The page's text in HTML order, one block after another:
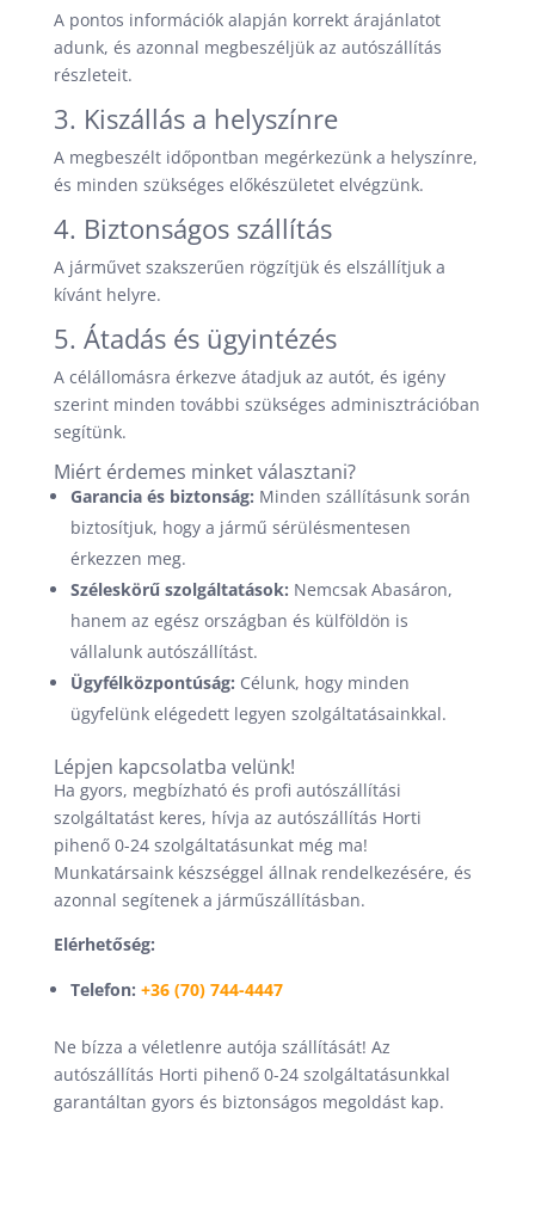
A pontos információk alapján korrekt árajánlatot
adunk, és azonnal megbeszéljük az autószállítás
részleteit.
3. Kiszállás a helyszínre
A megbeszélt időpontban megérkezünk a helyszínre,
és minden szükséges előkészületet elvégzünk.
4. Biztonságos szállítás
A járművet szakszerűen rögzítjük és elszállítjuk a
kívánt helyre.
5. Átadás és ügyintézés
A célállomásra érkezve átadjuk az autót, és igény
szerint minden további szükséges adminisztrációban
segítünk.
Miért érdemes minket választani?
Garancia és biztonság: Minden szállításunk során
biztosítjuk, hogy a jármű sérülésmentesen
érkezzen meg.
Széleskörű szolgáltatások: Nemcsak Abasáron,
hanem az egész országban és külföldön is
vállalunk autószállítást.
Ügyfélközpontúság: Célunk, hogy minden
ügyfelünk elégedett legyen szolgáltatásainkkal.
Lépjen kapcsolatba velünk!
Ha gyors, megbízható és profi autószállítási
szolgáltatást keres, hívja az autószállítás Horti
pihenő 0-24 szolgáltatásunkat még ma!
Munkatársaink készséggel állnak rendelkezésére, és
azonnal segítenek a járműszállításban.
Elérhetőség:
Telefon: +36 (70) 744-4447
Ne bízza a véletlenre autója szállítását! Az
autószállítás Horti pihenő 0-24 szolgáltatásunkkal
garantáltan gyors és biztonságos megoldást kap.